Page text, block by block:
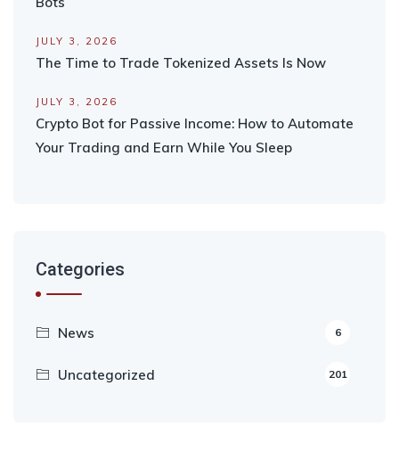
JULY 3, 2026
The Time to Trade Tokenized Assets Is Now
JULY 3, 2026
Crypto Bot for Passive Income: How to Automate
Your Trading and Earn While You Sleep
Categories
News 6
Uncategorized 201